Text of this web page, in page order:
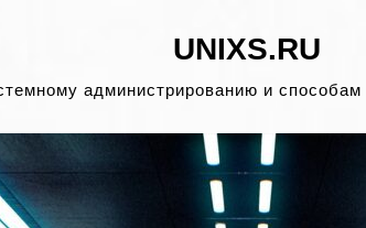
UNIXS.RU
администрированию и